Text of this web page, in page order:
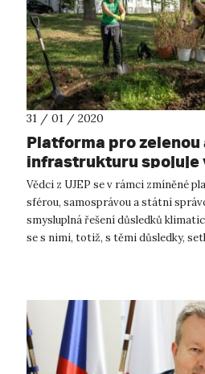
31 / 01 / 2020
Platforma pro zelenou
infrastrukturu spojuje
Vědci z UJEP se v rámci zmíněné
sférou, samosprávou a státní
smysluplná řešení důsledků
se s nimi, totiž, s těmi důsledky,